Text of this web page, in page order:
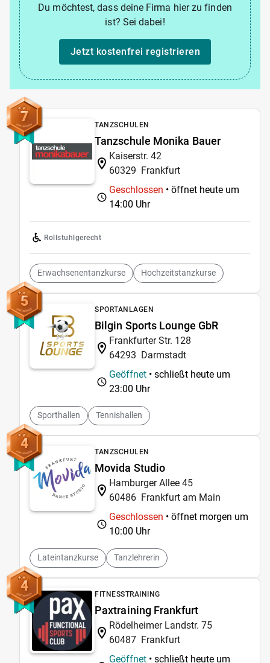
Du möchtest, dass deine Firma hier zu finden
ist? Sei dabei!
Jetzt kostenfrei registrieren
7 TANZSCHULEN
Tanzschule Monika Bauer
Kaiserstr. 42
60329 Frankfurt
Geschlossen • öffnet heute um
14:00 Uhr
Rollstuhlgerecht
Erwachsenentanzkurse Hochzeitstanzkurse
5 SPORTANLAGEN
Bilgin Sports Lounge GbR
Frankfurter Str. 128
64293 Darmstadt
Geöffnet • schließt heute um
23:00 Uhr
Sporthallen Tennishallen
4 TANZSCHULEN
Movida Studio
Hamburger Allee 45
60486 Frankfurt am Main
Geschlossen • öffnet morgen um
10:00 Uhr
Lateintanzkurse Tanzlehrerin
4 FITNESSTRAINING
Paxtraining Frankfurt
Rödelheimer Landstr. 75
60487 Frankfurt
Geöffnet • schließt heute um